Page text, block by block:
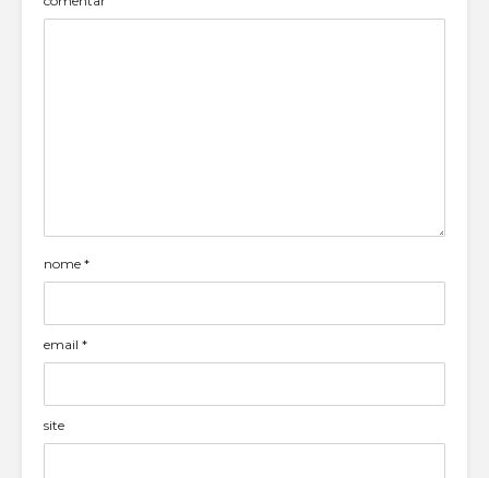
nome *
email *
site